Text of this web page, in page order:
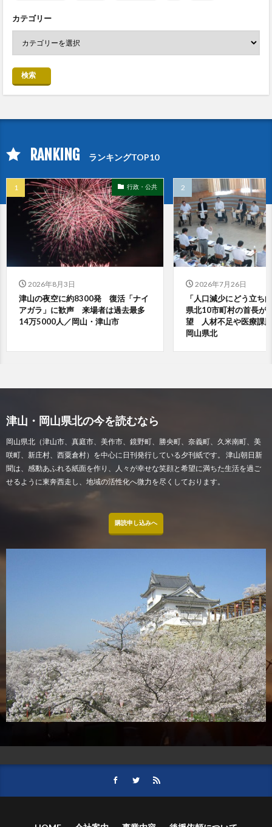
カテゴリー
検索
RANKING ランキングTOP10
行政・公共
2026年8月3日
津山の夜空に約8300発 復活「ナイ
アガラ」に歓声 来場者は過去最多
14万5000人／岡山・津山市
2026年7月26日
「人口減少にどう立ち
県北10市町村の首長が
望 人材不足や医療課
岡山県北
津山・岡山県北の今を読むなら
岡山県北（津山市、真庭市、美作市、鏡野町、勝央町、奈義町、久米南町、美
咲町、新庄村、西粟倉村）を中心に日刊発行している夕刊紙です。 津山朝日新
聞は、感動あふれる紙面を作り、人々が幸せな笑顔と希望に満ちた生活を過ご
せるように東奔西走し、地域の活性化へ微力を尽くしております。
購読申し込みへ